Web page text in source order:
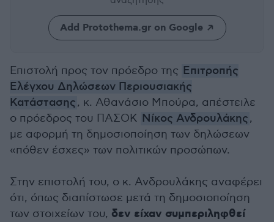
Add Protothema.gr on Google
Επιστολή προς τον πρόεδρο της Επιτροπής
Ελέγχου Δηλώσεων Περιουσιακής
Κατάστασης, κ. Αθανάσιο Μπούρα, απέστειλε
ο πρόεδρος του ΠΑΣΟΚ Νίκος Ανδρουλάκης,
με αφορμή τη δημοσιοποίηση των δηλώσεων
«πόθεν έσχες» των πολιτικών προσώπων.
Στην επιστολή του, ο κ. Ανδρουλάκης αναφέρει
ότι, όπως διαπίστωσε μετά τη δημοσιοποίηση
των στοιχείων του, δεν είχαν συμπεριληφθεί